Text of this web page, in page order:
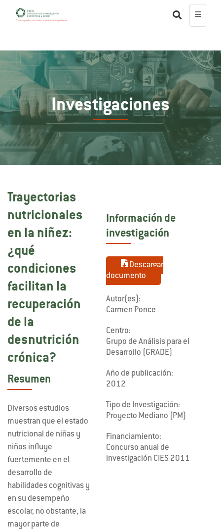
Investigaciones
Trayectorias
nutricionales
en la niñez:
¿qué
condiciones
facilitan la
recuperación
de la
desnutrición
crónica?
Resumen
Diversos estudios
muestran que el estado
nutricional de niñas y
niños influye
fuertemente en el
desarrollo de
habilidades cognitivas y
en su desempeño
escolar, no obstante, la
mayor parte de
Información de
investigación
Descargar
documento
Autor(es):
Carmen Ponce
Centro:
Grupo de Análisis para el
Desarrollo (GRADE)
Año de publicación:
2012
Tipo de Investigación:
Proyecto Mediano (PM)
Financiamiento:
Concurso anual de
investigación CIES 2011